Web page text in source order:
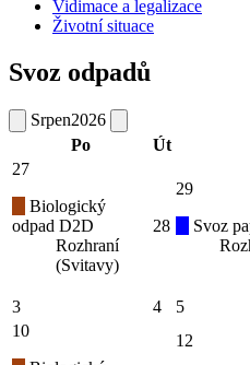
Vidimace a legalizace
Životní situace
Svoz odpadů
Srpen2026
Po
Út
27
Biologický
odpad D2D
Rozhraní
(Svitavy)
28
29
Svoz
3 4 5
10
12